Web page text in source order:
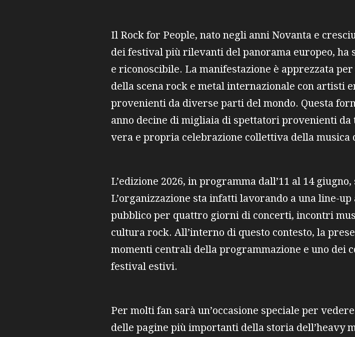
Il Rock for People, nato negli anni Novanta e
dei festival più rilevanti del panorama europeo, ha
e riconoscibile. La manifestazione è apprezzata
della scena rock e metal internazionale con artisti
provenienti da diverse parti del mondo. Questa
anno decine di migliaia di spettatori provenienti
vera e propria celebrazione collettiva della musica
L’edizione 2026, in programma dall’11 al 14
L’organizzazione sta infatti lavorando a una line-
pubblico per quattro giorni di concerti, incontri
cultura rock. All’interno di questo contesto, la
momenti centrali della programmazione e uno dei
festival estivi.
Per molti fan sarà un’occasione speciale per
delle pagine più importanti della storia dell’heavy